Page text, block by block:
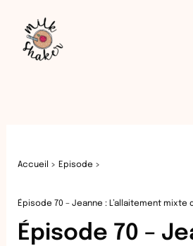
contenu
Accueil Episode
Épisode 70 – Jeanne : L’allaitement mixte
Épisode 70 –